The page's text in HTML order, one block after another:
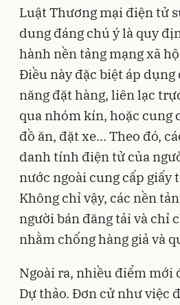
Luật Thương mại điện tử
dung đáng chú ý là quy
hành nền tảng mạng xã
Điều này đặc biệt áp
năng đặt hàng, liên lạc
qua nhóm kín, hoặc cung
đồ ăn, đặt xe... Theo đó,
danh tính điện tử của
nước ngoài cung cấp giấy
Không chỉ vậy, các nền
người bán đăng tải và chỉ
nhằm chống hàng giả và
Ngoài ra, nhiều điểm mới
Dự thảo. Đơn cử như việc